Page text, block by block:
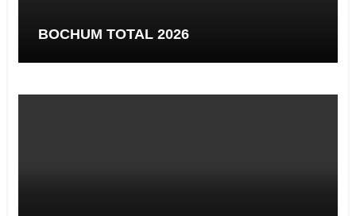
BOCHUM TOTAL 2026